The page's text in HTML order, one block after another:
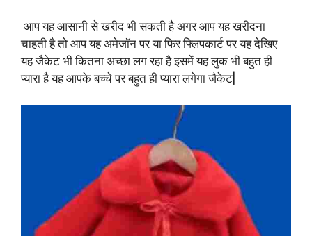
आप यह आसानी से खरीद भी सकती है अगर आप यह खरीदना
चाहती है तो आप यह अमेजॉन पर या फिर फ्लिपकार्ट पर यह देखिए
यह जैकेट भी कितना अच्छा लग रहा है इसमें यह लुक भी बहुत ही
प्यारा है यह आपके बच्चे पर बहुत ही प्यारा लगेगा जैकेट|